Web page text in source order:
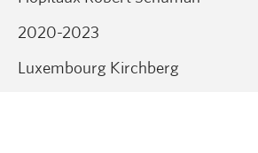
2020-2023
Luxembourg Kirchberg